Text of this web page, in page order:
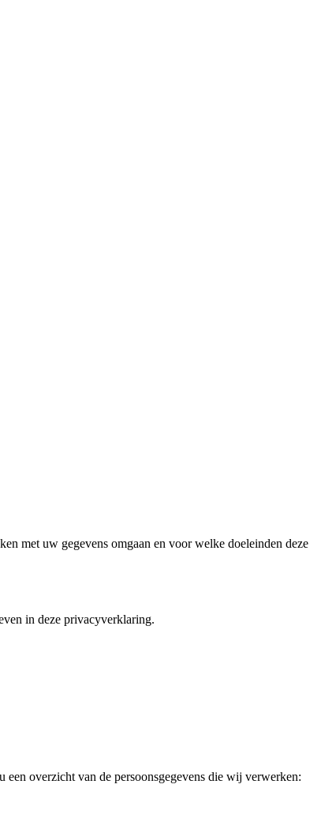
met uw gegevens omgaan en voor welke doeleinden deze
in deze privacyverklaring.
overzicht van de persoonsgegevens die wij verwerken: